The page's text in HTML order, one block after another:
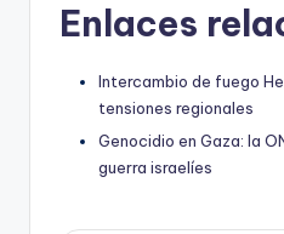
Enlaces
Intercambio de fuego
tensiones regionales
Genocidio en Gaza: la
guerra israelíes